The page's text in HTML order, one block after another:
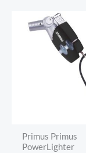
Primus Primus
PowerLighter